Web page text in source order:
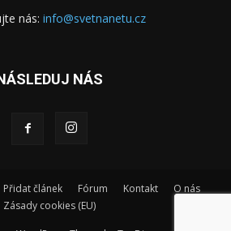
nás: info@svetnanetu.cz
NÁS
Přidat článek Fórum Kontakt
O nás
Zásady cookies (EU)